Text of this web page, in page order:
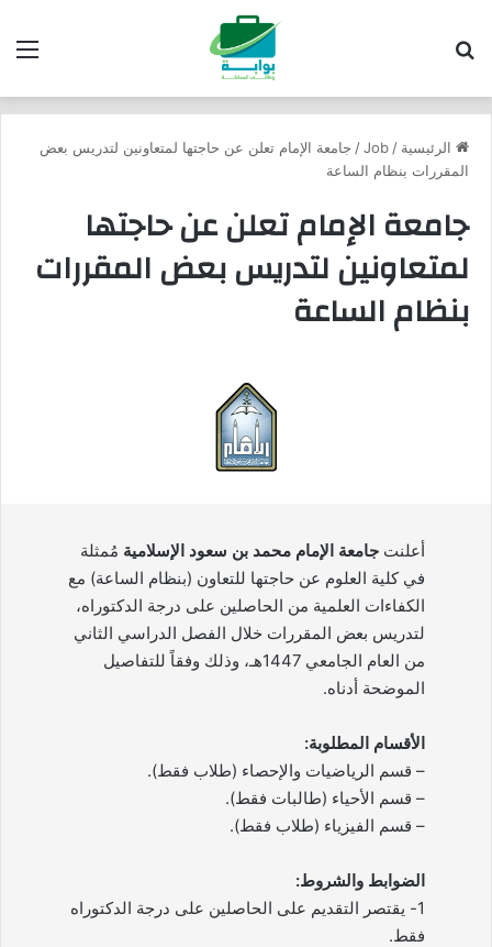
الرئيسية /
Job
/ جامعة الإمام تعلن عن حاجتها لمتعاونين لتدريس بعض
المقررات بنظام الساعة
جامعة الإمام تعلن عن حاجتها
لمتعاونين لتدريس بعض المقررات
بنظام الساعة
أعلنت جامعة الإمام محمد بن سعود الإسلامية مُمثلة
في كلية العلوم عن حاجتها للتعاون (بنظام الساعة) مع
الكفاءات العلمية من الحاصلين على درجة الدكتوراه،
لتدريس بعض المقررات خلال الفصل الدراسي الثاني
من العام الجامعي 1447هـ، وذلك وفقاً للتفاصيل
الموضحة أدناه.
الأقسام المطلوبة:
– قسم الرياضيات والإحصاء (طلاب فقط).
– قسم الأحياء (طالبات فقط).
– قسم الفيزياء (طلاب فقط).
الضوابط والشروط:
1- يقتصر التقديم على الحاصلين على درجة الدكتوراه
فقط.